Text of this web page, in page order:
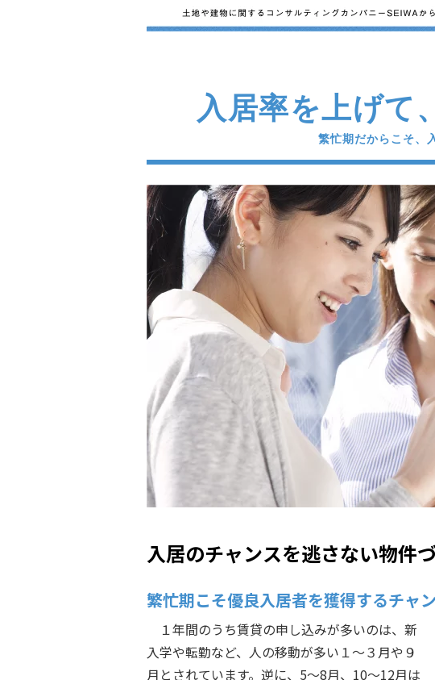
入居率を上げて
繁忙期だからこそ、
入居のチャンスを逃さない物件
繁忙期こそ優良入居者を獲得するチャ
１年間のうち賃貸の申し込みが多いのは、新
入学や転勤など、人の移動が多い１～３月や９
月とされています。逆に、5～8月、10～12月は